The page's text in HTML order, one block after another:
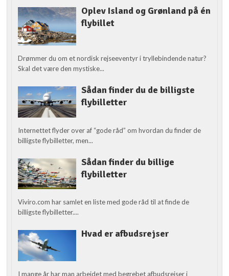
Oplev Island og Grønland på én
flybillet
Drømmer du om et nordisk rejseeventyr i tryllebindende natur?
Skal det være den mystiske...
Sådan finder du de billigste
flybilletter
Internettet flyder over af “gode råd” om hvordan du finder de
billigste flybilletter, men...
Sådan finder du billige
flybilletter
Viviro.com har samlet en liste med gode råd til at finde de
billigste flybilletter....
Hvad er afbudsrejser
I mange år har man arbejdet med begrebet afbudsrejser i